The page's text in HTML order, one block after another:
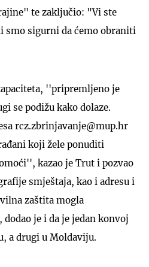
te zaključio: "Vi ste
smo sigurni da ćemo obraniti
''pripremljeno je
se podižu kako dolaze.
rcz.zbrinjavanje@mup.hr
koji žele ponuditi
kazao je Trut i pozvao
smještaja, kao i adresu i
zaštita mogla
je i da je jedan konvoj
a drugi u Moldaviju.